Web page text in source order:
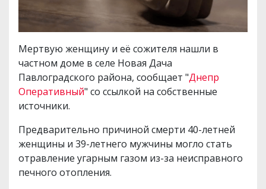
Мертвую женщину и её сожителя нашли в
частном доме в селе Новая Дача
Павлоградского района, сообщает "Днепр
Оперативный" со ссылкой на собственные
источники.
Предварительно причиной смерти 40-летней
женщины и 39-летнего мужчины могло стать
отравление угарным газом из-за неисправного
печного отопления.